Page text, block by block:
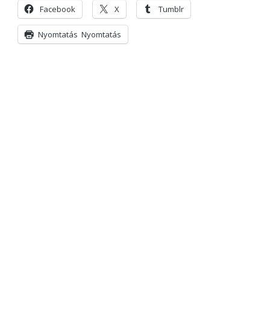
Facebook X Tumblr
Nyomtatás Nyomtatás